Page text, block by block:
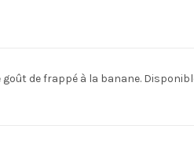
de frappé à la banane.